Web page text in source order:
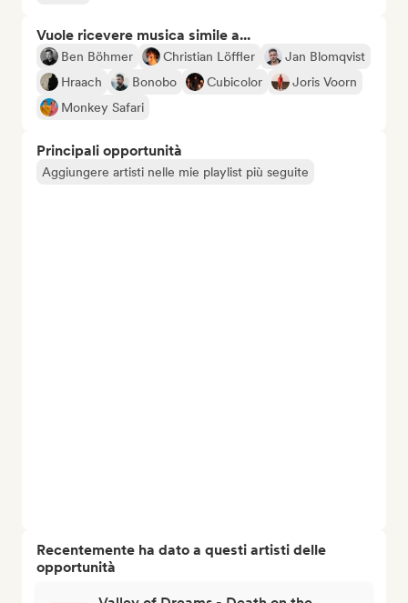
Vuole ricevere musica simile a...
Ben Böhmer Christian Löffler
Jan Blomqvist
Hraach
Bonobo Cubicolor
Joris Voorn
Monkey Safari
Principali opportunità
Aggiungere artisti nelle mie playlist più seguite
Recentemente ha dato a questi artisti delle
opportunità